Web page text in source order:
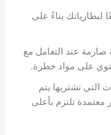
لبطارياتك بناءً على
صارمة عند التعامل مع
على مواد خطرة.
التي نشتريها يتم
معتمدة تلتزم بأعلى